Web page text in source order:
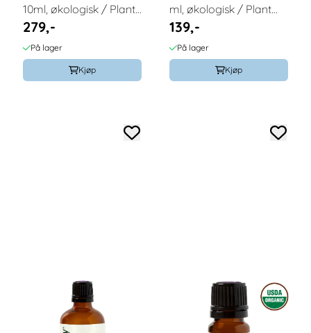
10ml, økologisk / Plant
Therapy
279,-
På lager
Kjøp
ml, økologisk / Plant
Therapy
139,-
På lager
Kjøp